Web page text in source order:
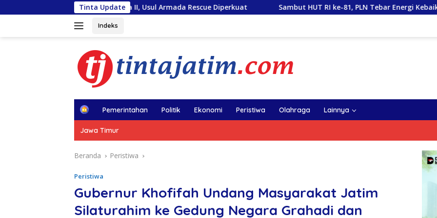
ke
Tinta Update
Sentosa II, Usul Armada Rescue Diperkuat Sambut HUT RI ke-81, PLN Tebar Energi Kebaikan dari Bondowoso
Indeks
H
e
Pemerintahan Politik Ekonomi Peristiwa Olahraga Lainnya
Jawa Timur
Beranda Peristiwa
Peristiwa
Gubernur Khofifah Undang Masyarakat Jatim
Silaturahim ke Gedung Negara Grahadi dan